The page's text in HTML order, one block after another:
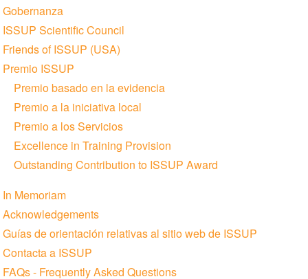
Gobernanza
ISSUP Scientific Council
Friends of ISSUP (USA)
Premio ISSUP
Premio basado en la evidencia
Premio a la iniciativa local
Premio a los Servicios
Excellence in Training Provision
Outstanding Contribution to ISSUP Award
In Memoriam
Acknowledgements
Guías de orientación relativas al sitio web de ISSUP
Contacta a ISSUP
FAQs - Frequently Asked Questions